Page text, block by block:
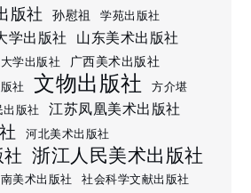
版社 孙慰祖
学苑出版社
学出版社 山东美术出版社
学出版社 广西美术出版社
社 文物出版社 方介堪
出版社 江苏凤凰美术出版社
河北美术出版社
浙江人民美术出版社
美术出版社
社会科学文献出版社